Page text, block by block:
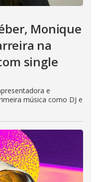
Monique
na
single
e
música como DJ e